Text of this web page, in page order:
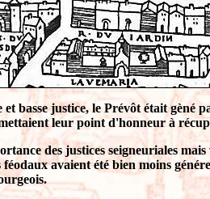
basse justice, le Prévôt était
leur point d'honneur à
des justices seigneuriales
avaient été bien moins